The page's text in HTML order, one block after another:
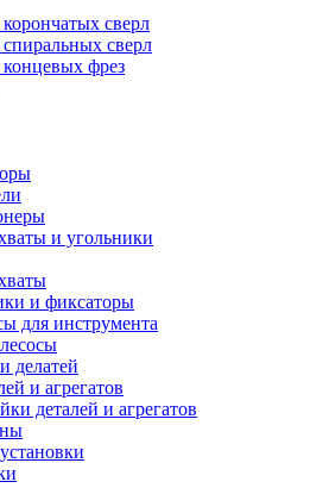
сверл
сверл
фрез
и угольники
и фиксаторы
для инструмента
делатей
и агрегатов
деталей и агрегатов